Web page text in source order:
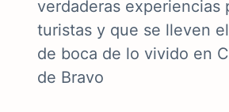
verdaderas experiencias
turistas y que se lleven
de boca de lo vivido en
de Bravo